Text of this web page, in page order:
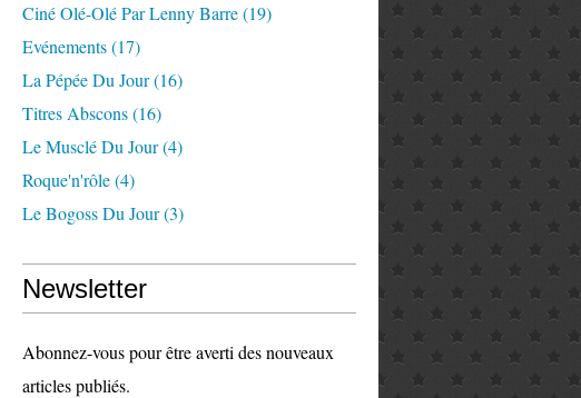
Ciné Olé-Olé Par Lenny Barre(19)
Evénements(17)
La Pépée Du Jour(16)
Titres Abscons(16)
Le Musclé Du Jour(4)
Roque'n'rôle(4)
Le Bogoss Du Jour(3)
Newsletter
Abonnez-vous pour être averti des nouveaux
articles publiés.